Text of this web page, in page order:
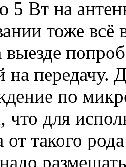
Вт на
тоже всё
на
по
что для
такого